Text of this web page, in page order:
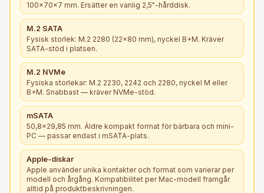
100×70×7 mm. Ersätter en vanlig 2,5"-hårddisk.
M.2 SATA
Fysisk storlek: M.2 2280 (22×80 mm), nyckel B+M. Kräver
SATA-stöd i platsen.
M.2 NVMe
Fysiska storlekar: M.2 2230, 2242 och 2280, nyckel M eller
B+M. Snabbast — kräver NVMe-stöd.
mSATA
50,8×29,85 mm. Äldre kompakt format för bärbara och mini-
PC — passar endast i mSATA-plats.
Apple-diskar
Apple använder unika kontakter och format som varierar per
modell och årgång. Kompatibilitet per Mac-modell framgår
alltid på produktbeskrivningen.